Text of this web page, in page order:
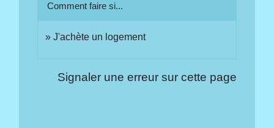
Comment faire si...
J'achète un logement
Signaler une erreur sur cette page